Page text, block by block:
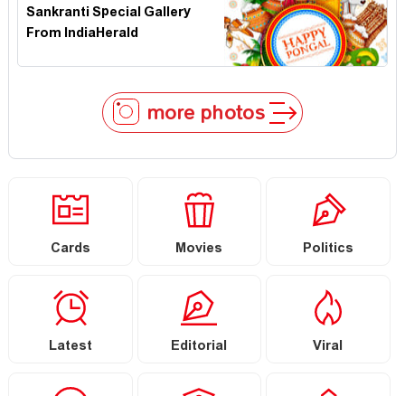
Sankranti Special Gallery
From IndiaHerald
more photos
Cards Movies Politics
Latest Editorial Viral